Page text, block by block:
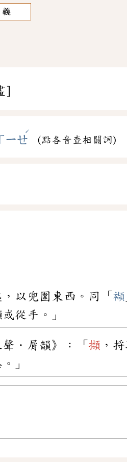
]
ㄧㄝ
ˊ
(點各音查相關詞)
以兜圍東西。同「 襭
從手。」
．屑韻》：「 擷 ，
」